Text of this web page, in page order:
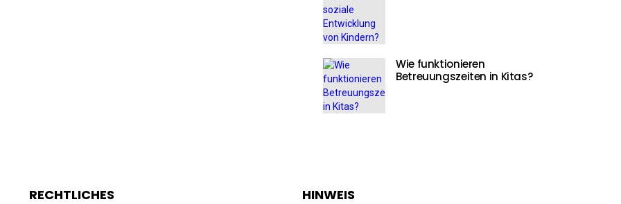
Wie funktionieren
Betreuungszeiten in Kitas?
RECHTLICHES HINWEIS